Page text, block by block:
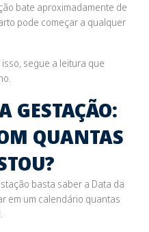
bate aproximadamente de
pode começar a qualquer
segue a leitura que
GESTAÇÃO:
QUANTAS
basta saber a Data da
em um calendário quantas